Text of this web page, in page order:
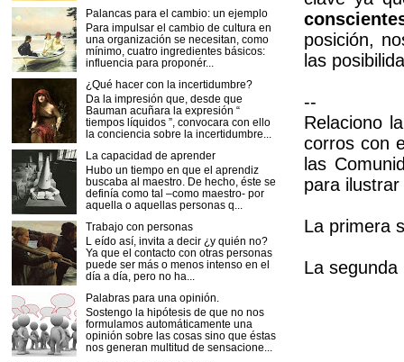
posición,
las
--
Relaciono
corros con
las
para
La primera
La
Palancas para el cambio: un ejemplo
Para impulsar el cambio de cultura en
una organización se necesitan, como
mínimo, cuatro ingredientes básicos:
influencia para proponér...
¿Qué hacer con la incertidumbre?
Da la impresión que, desde que
Bauman acuñara la expresión “
tiempos líquidos ”, convocara con ello
la conciencia sobre la incertidumbre...
La capacidad de aprender
Hubo un tiempo en que el aprendiz
buscaba al maestro. De hecho, éste se
definía como tal –como maestro- por
aquella o aquellas personas q...
Trabajo con personas
L eído así, invita a decir ¿y quién no?
Ya que el contacto con otras personas
puede ser más o menos intenso en el
día a día, pero no ha...
Palabras para una opinión.
Sostengo la hipótesis de que no nos
formulamos automáticamente una
opinión sobre las cosas sino que éstas
nos generan multitud de sensacione...